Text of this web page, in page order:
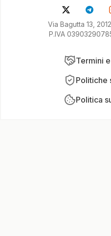
Termini
Politiche
Politica
Via Bagutta 13,
P.IVA